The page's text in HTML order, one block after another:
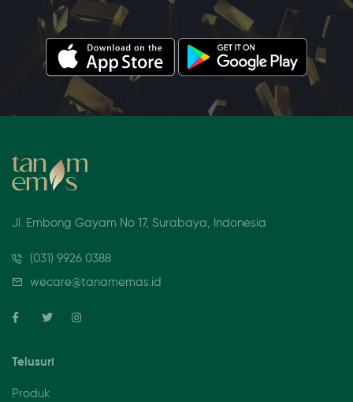
Jl. Embong Gayam No 17, Surabaya, Indonesia
(031) 9926 0388
wecare@tanamemas.id
Telusuri
Produk